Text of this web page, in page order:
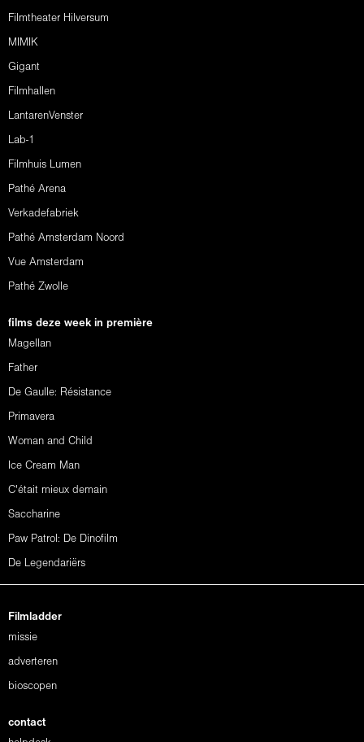
Filmtheater Hilversum
MIMIK
Gigant
Filmhallen
LantarenVenster
Lab-1
Filmhuis Lumen
Pathé Arena
Verkadefabriek
Pathé Amsterdam Noord
Vue Amsterdam
Pathé Zwolle
films deze week in première
Magellan
Father
De Gaulle: Résistance
Primavera
Woman and Child
Ice Cream Man
C'était mieux demain
Saccharine
Paw Patrol: De Dinofilm
De Legendariërs
Filmladder
missie
adverteren
bioscopen
contact